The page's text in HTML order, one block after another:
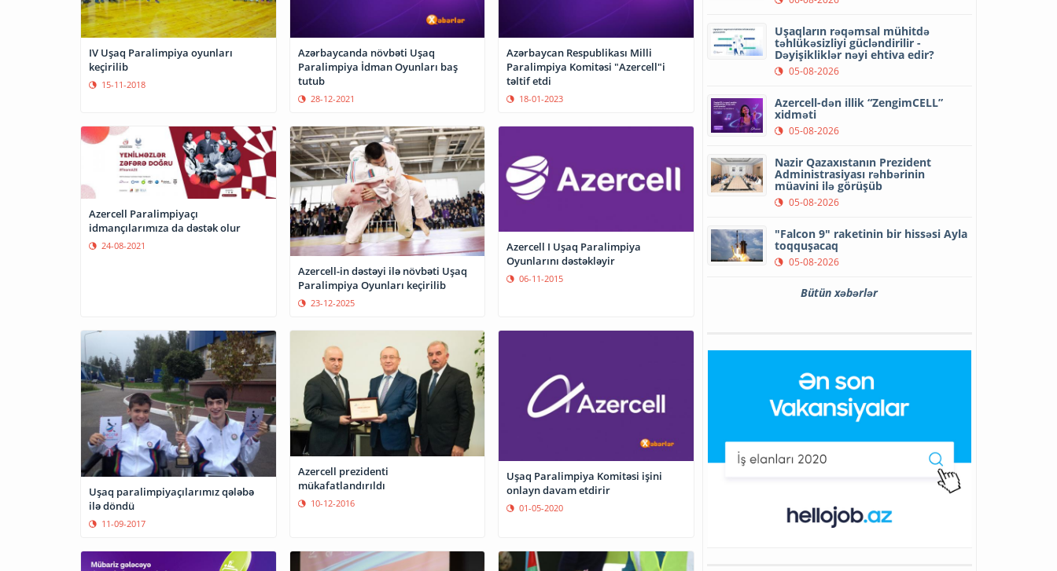
IV Uşaq Paralimpiya oyunları
keçirilib
15-11-2018
Azərbaycanda növbəti Uşaq
Paralimpiya İdman Oyunları baş
tutub
28-12-2021
Azərbaycan Respublikası Milli
Paralimpiya Komitəsi "Azercell"i
təltif etdi
18-01-2023
Azercell Paralimpiyaçı
idmançılarımıza da dəstək olur
24-08-2021
Azercell-in dəstəyi ilə növbəti Uşaq
Paralimpiya Oyunları keçirilib
23-12-2025
Azercell I Uşaq Paralimpiya
Oyunlarını dəstəkləyir
06-11-2015
Uşaq paralimpiyaçılarımız qələbə
ilə döndü
11-09-2017
Azercell prezidenti
mükafatlandırıldı
10-12-2016
Uşaq Paralimpiya Komitəsi işini
onlayn davam etdirir
01-05-2020
Uşaqların rəqəmsal mühitdə
təhlükəsizliyi gücləndirilir -
Dəyişikliklər nəyi ehtiva edir?
05-08-2026
Azercell-dən illik “ZengimCELL”
xidməti
05-08-2026
Nazir Qazaxıstanın Prezident
Administrasiyası rəhbərinin
müavini ilə görüşüb
05-08-2026
"Falcon 9" raketinin bir hissəsi Ayla
toqquşacaq
05-08-2026
Bütün xəbərlər